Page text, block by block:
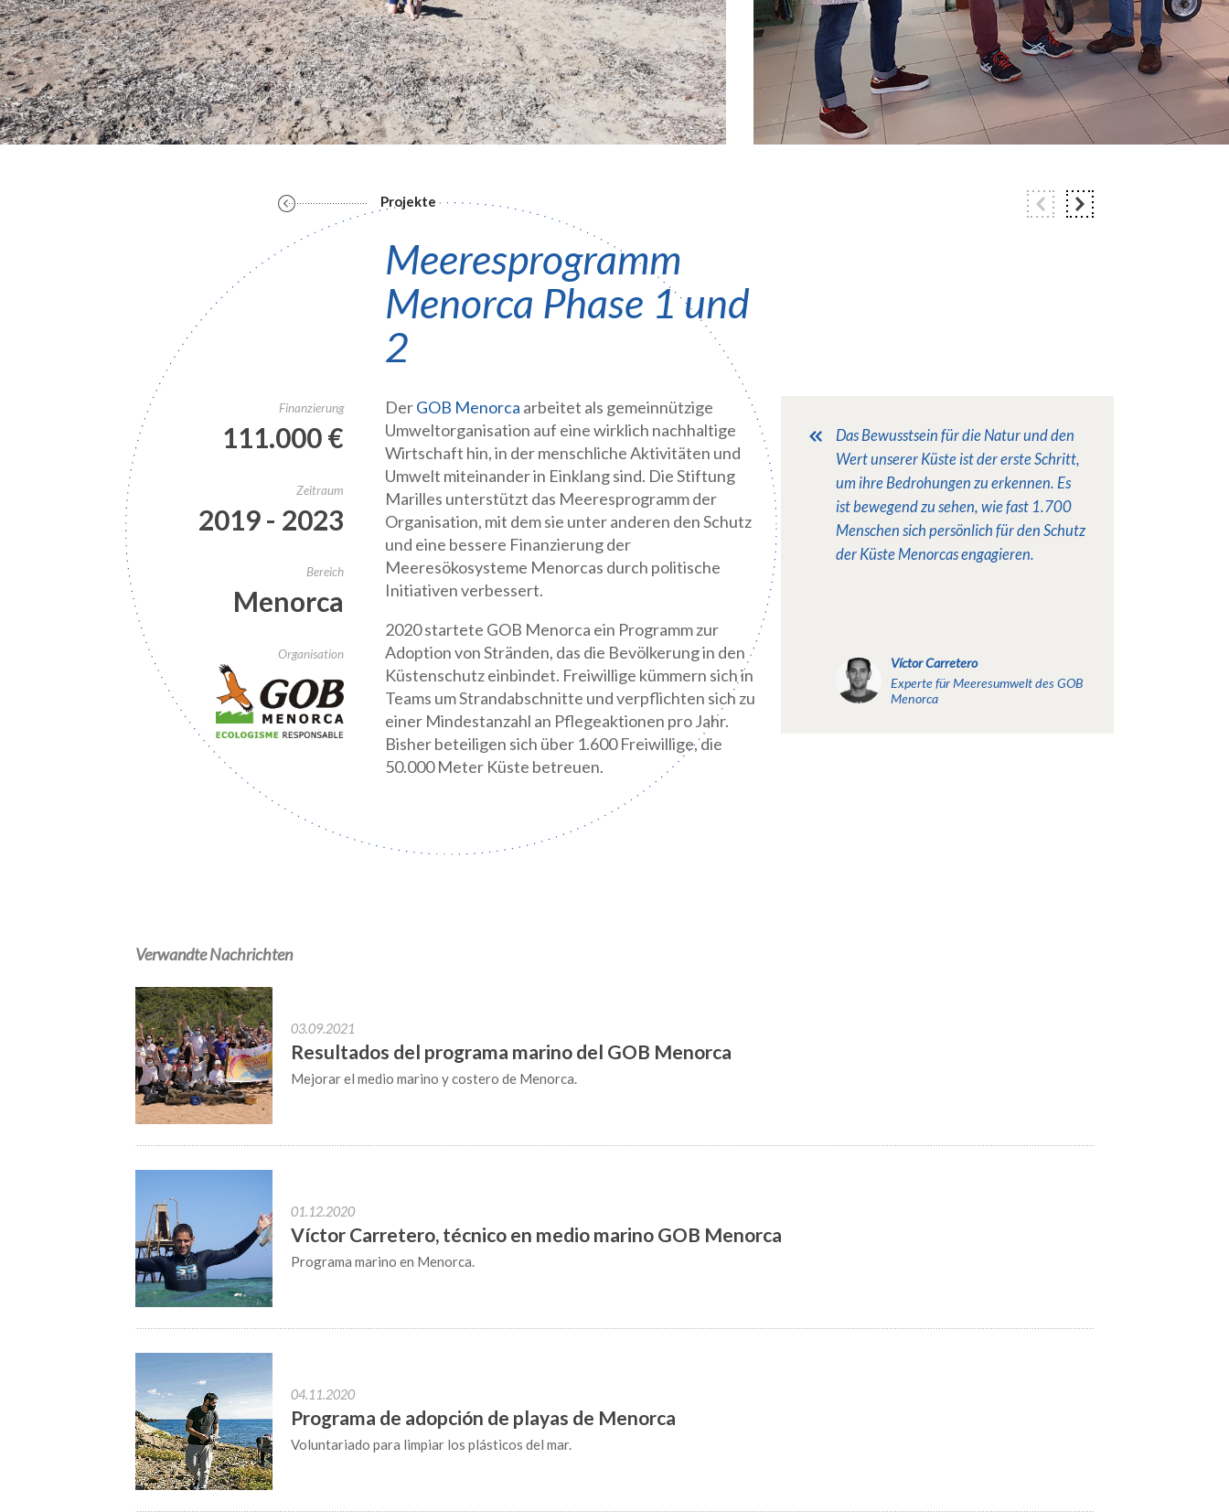
Projekte
Meeresprogramm
Menorca Phase 1 und
2
Finanzierung
111.000 €
Zeitraum
2019 - 2023
Bereich
Menorca
Organisation
DerGOB Menorca arbeitet als gemeinnützige
Umweltorganisation auf eine wirklich nachhaltige
Wirtschaft hin, in der menschliche Aktivitäten und
Umwelt miteinander in Einklang sind. Die Stiftung
Marilles unterstützt das Meeresprogramm der
Organisation, mit dem sie unter anderen den Schutz
und eine bessere Finanzierung der
Meeresökosysteme Menorcas durch politische
Initiativen verbessert.
2020 startete GOB Menorca ein Programm zur
Adoption von Stränden, das die Bevölkerung in den
Küstenschutz einbindet. Freiwillige kümmern sich in
Teams um Strandabschnitte und verpflichten sich zu
einer Mindestanzahl an Pflegeaktionen pro Jahr.
Bisher beteiligen sich über 1.600 Freiwillige, die
50.000 Meter Küste betreuen.
Das Bewusstsein für die Natur und den
Wert unserer Küste ist der erste Schritt,
um ihre Bedrohungen zu erkennen. Es
ist bewegend zu sehen, wie fast 1.700
Menschen sich persönlich für den Schutz
der Küste Menorcas engagieren.
Víctor Carretero
Experte für Meeresumwelt des GOB
Menorca
Verwandte Nachrichten
03.09.2021
Resultados del programa marino del GOB Menorca
Mejorar el medio marino y costero de Menorca.
01.12.2020
Víctor Carretero, técnico en medio marino GOB Menorca
Programa marino en Menorca.
04.11.2020
Programa de adopción de playas de Menorca
Voluntariado para limpiar los plásticos del mar.